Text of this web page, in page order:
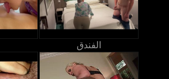
الفندق